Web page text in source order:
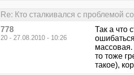
Re: Кто сталкивался с проблемой
778
20 - 27.08.2010 - 10:26
Так а что
то тоже
такое),